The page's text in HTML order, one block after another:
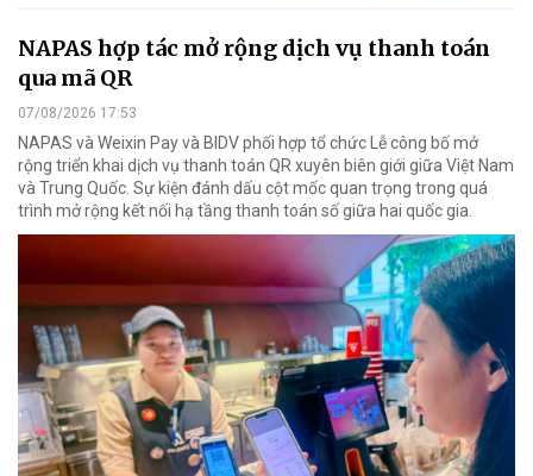
NAPAS hợp tác mở rộng dịch vụ thanh toán
qua mã QR
07/08/2026 17:53
NAPAS và Weixin Pay và BIDV phối hợp tổ chức Lễ công bố mở
rộng triển khai dịch vụ thanh toán QR xuyên biên giới giữa Việt Nam
và Trung Quốc. Sự kiện đánh dấu cột mốc quan trọng trong quá
trình mở rộng kết nối hạ tầng thanh toán số giữa hai quốc gia.